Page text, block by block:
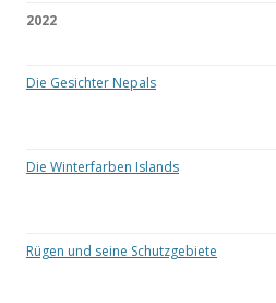
2022
Die Gesichter Nepals
Die Winterfarben Islands
Rügen und seine Schutzgebiete